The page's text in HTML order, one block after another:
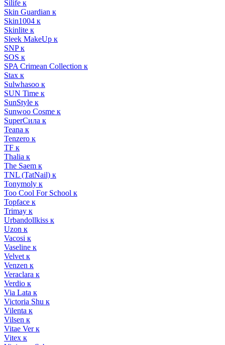
Silife к
Skin Guardian к
Skin1004 к
Skinlite к
Sleek MakeUp к
SNP к
SOS к
SPA Crimean Collection к
Stax к
Sulwhasoo к
SUN Time к
SunStyle к
Sunwoo Cosme к
SuperСила к
Teana к
Tenzero к
TF к
Thalia к
The Saem к
TNL (TatNail) к
Tonymoly к
Too Cool For School к
Topface к
Trimay к
Urbandollkiss к
Uzon к
Vacosi к
Vaseline к
Velvet к
Venzen к
Veraclara к
Verdio к
Via Lata к
Victoria Shu к
Vilenta к
Vilsen к
Vitae Ver к
Vitex к